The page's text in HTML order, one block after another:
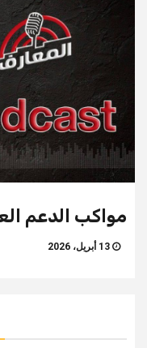
مواكب الدعم